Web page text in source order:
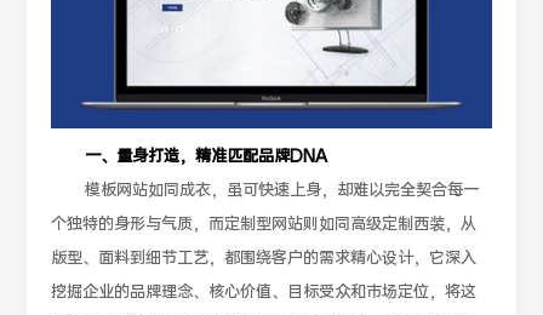
一、量身打造，精准匹配品牌DNA
模板网站如同成衣，虽可快速上身，却难以完全契合每一
个独特的身形与气质，而定制型网站则如同高级定制西装，从
版型、面料到细节工艺，都围绕客户的需求精心设计，它深入
挖掘企业的品牌理念、核心价值、目标受众和市场定位，将这